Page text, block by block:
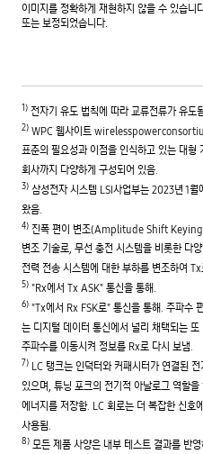
이미지를 정확하게 재현하지 않을 수 있습
또는 보정되었습니다.
1) 전자기 유도 법칙에 따라 교류전류가 유도
2) WPC 웹사이트
표준의 필요성과 이점을 인식하고 있는 대형
회사까지 다양하게 구성되어 있음.
3) 삼성전자 시스템 LSI사업부는 2023년 1
왔음.
4) 진폭 편이 변조(Amplitude Shift
변조 기술로, 무선 충전 시스템을 비롯한 다
전력 전송 시스템에 대한 부하를 변조하여
5) "Rx에서 Tx ASK" 통신을 통해.
6) "Tx에서 Rx FSK로" 통신을 통해. 주파
는 디지털 데이터 통신에서 널리 채택되는
주파수를 이동시켜 정보를 Rx로 다시 보냄.
7) LC 탱크는 인덕터와 커패시터가 연결된
있으며, 튜닝 포크의 전기적 아날로그 역할
에너지를 저장함. LC 회로는 더 복잡한 신호
사용됨.
8) 모든 제품 사양은 내부 테스트 결과를 반